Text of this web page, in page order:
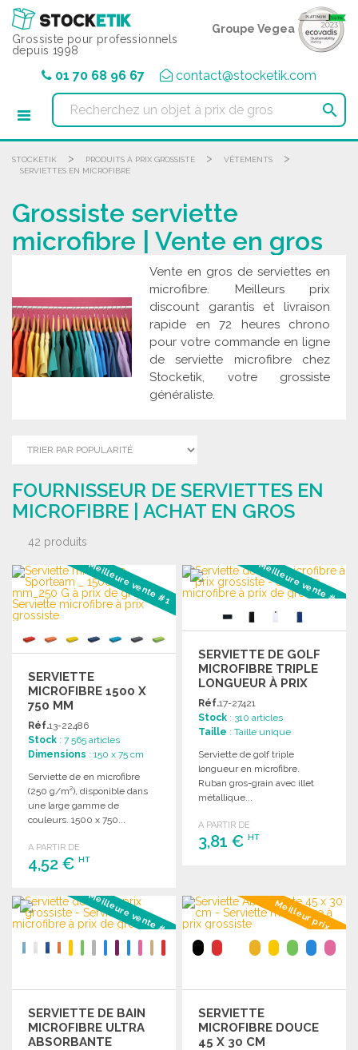
Grossiste pour professionnels
depuis 1998
Groupe Vegea
01 70 68 96 67 contact@stocketik.com

STOCKETIK > PRODUITS À PRIX GROSSISTE > VÊTEMENTS >
SERVIETTES EN MICROFIBRE
Grossiste serviette
microfibre | Vente en gros
Vente en gros de serviettes en
microfibre. Meilleurs prix
discount garantis et livraison
rapide en 72 heures chrono
pour votre commande en ligne
de serviette microfibre chez
Stocketik, votre grossiste
généraliste.
FOURNISSEUR DE SERVIETTES EN
MICROFIBRE | ACHAT EN GROS
42 produits
Meilleure vente #1
SERVIETTE
MICROFIBRE 1500 X
750 MM
Réf.13-22486
Stock : 7 565 articles
Dimensions : 150 x 75 cm
Serviette de en microfibre
(250 g/m²), disponible dans
une large gamme de
couleurs. 1500 x 750...
A PARTIR DE
4,52 € HT
COMMANDER
Demander un devis
Meilleure vente #2
SERVIETTE DE GOLF
MICROFIBRE TRIPLE
LONGUEUR À PRIX
GROSSISTE
Réf.17-27421
Stock : 310 articles
Taille : Taille unique
Serviette de golf triple
longueur en microfibre.
Ruban gros-grain avec illet
métallique...
A PARTIR DE
3,81 €HT
Demander un devis
Meilleure vente #3
SERVIETTE DE BAIN
MICROFIBRE ULTRA
ABSORBANTE
Meilleur prix
SERVIETTE
MICROFIBRE DOUCE
45 X 30 CM
Panneau de gestion des cookies